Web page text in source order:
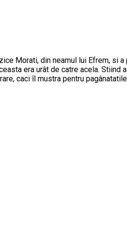
Morati, din neamul lui Efrem, si
era urât de catre acela.
caci îl mustra pentru